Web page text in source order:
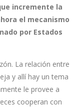
incremente la
el mecanismo
por Estados
La relación entre
y allí hay un tema
le provee a
cooperan con